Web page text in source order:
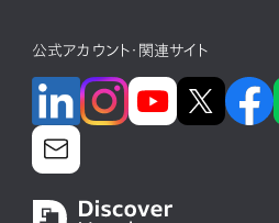
公式アカウント・関連サイト